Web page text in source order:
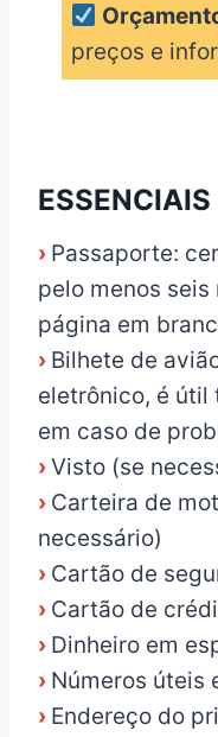
preços e
ESSENCIAIS
› Passaporte:
pelo menos
página em
› Bilhete de
eletrônico, é útil
em caso de
›Visto (se
› Carteira de
necessário)
› Cartão de
› Cartão de
› Dinheiro em
› Números úteis
› Endereço do